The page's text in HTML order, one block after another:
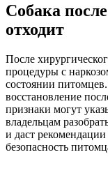
Собака
отходит
После
процедуры с
состоянии
восстановление
признаки могут
владельцам
и даст
безопасность